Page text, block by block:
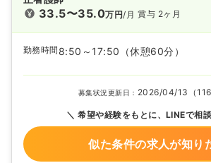
33.5〜35.0万円/月 賞与 2ヶ月
勤務時間 8:50～17:50 （休憩60分）
募集状況更新日： 2026/04/13（116
希望や経験をもとに、LINEで相
似た条件の求人が知り